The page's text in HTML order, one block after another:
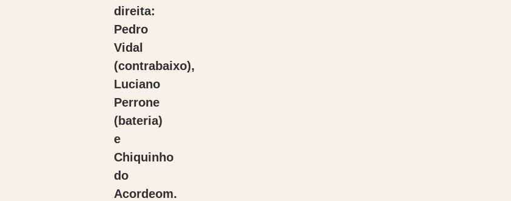
direita:
Pedro
Vidal
(contrabaixo),
Luciano
Perrone
(bateria)
e
Chiquinho
do
Acordeom.